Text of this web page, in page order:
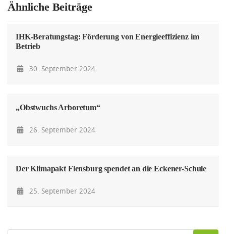
Ähnliche Beiträge
IHK-Beratungstag: Förderung von Energieeffizienz im
Betrieb
30. September 2024
„Obstwuchs Arboretum“
26. September 2024
Der Klimapakt Flensburg spendet an die Eckener-Schule
25. September 2024